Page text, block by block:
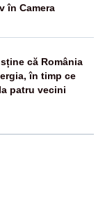
în Camera
că România
în timp ce
patru vecini